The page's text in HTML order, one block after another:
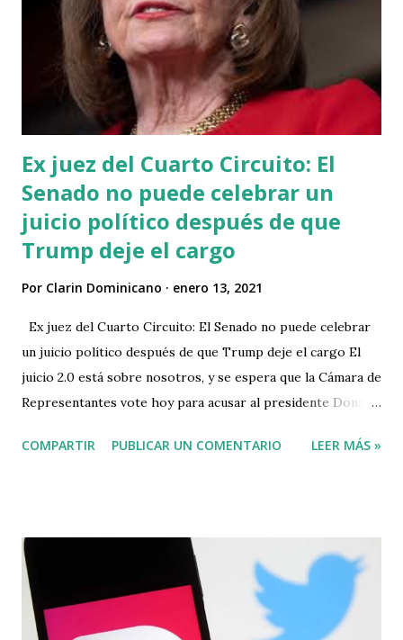
Ex juez del Cuarto Circuito: El
Senado no puede celebrar un
juicio político después de que
Trump deje el cargo
Por Clarin Dominicano enero 13, 2021
Ex juez del Cuarto Circuito: El Senado no puede celebrar
un juicio político después de que Trump deje el cargo El
juicio 2.0 está sobre nosotros, y se espera que la Cámara de
Representantes vote hoy para acusar al presidente Donald
presidencia. Pero no espere un juicio en el Senado pronto.
esperar hasta después de los primeros 100 días de Joe
Biden en el cargo para enviar cualquier artículo de juicio
político al Senado. Biden propuso trabajar con el Senado
para su agenda por las mañanas, mientras realiza juicios de
COMPARTIR PUBLICAR UN COMENTARIO LEER MÁS »